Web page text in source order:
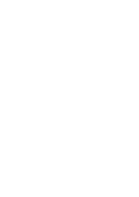
有効画
ハンズ
ハンズフリ
スマー